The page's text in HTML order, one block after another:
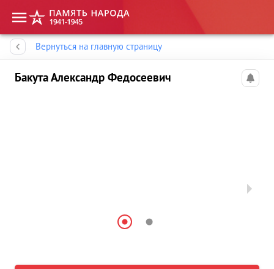
Вернуться на главную страницу
Бакута Александр Федосеевич
Память народа